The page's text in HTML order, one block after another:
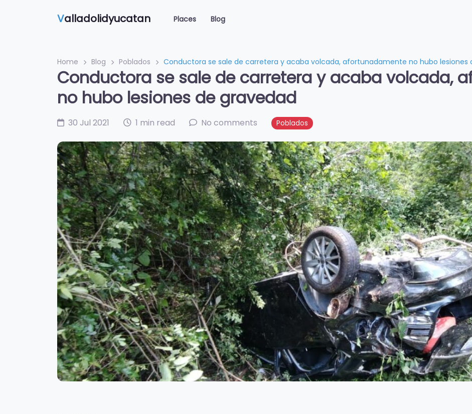
Valladolidyucatan Places Blog
Home Blog Poblados Conductora se sale de carretera y acaba volcada, afortunadamente no hubo lesiones
Conductora se sale de carretera y acaba volcada,
no hubo lesiones de gravedad
30 Jul 2021 1 min read No comments Poblados